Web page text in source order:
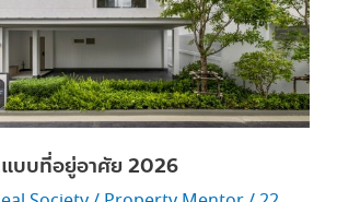
บบที่อยู่อาศัย 2026